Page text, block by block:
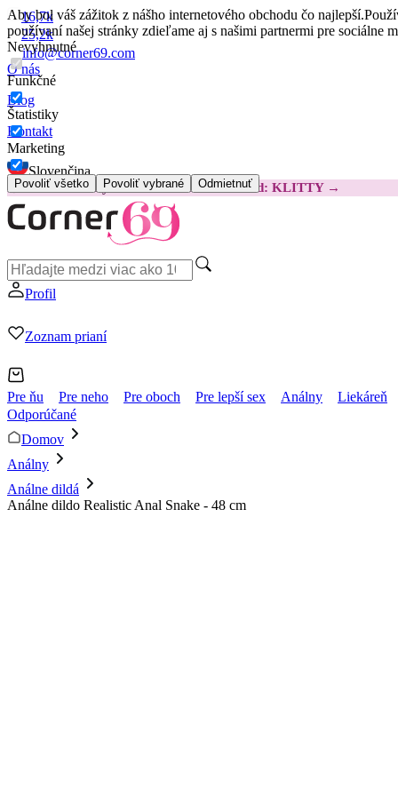
Aby bol váš zážitok z nášho internetového obchodu čo najlepší.
používaní našej stránky zdieľame aj s našimi partnermi pre sociálne
Nevyhnutné
Funkčné
Štatistiky
Marketing
Povoliť všetko Povoliť vybrané Odmietnuť
16,7k
25,2k
info@corner69.com
O nás
Blog
Kontakt
Slovenčina
😽Svakom Klitty: O 15 € LACNEJŠIEKód: KLITTY →
Profil
Zoznam prianí
Pre ňu Pre neho Pre oboch Pre lepší sex Análny Liekáreň
Odporúčané
Domov
Análny
Análne dildá
Análne dildo Realistic Anal Snake - 48 cm